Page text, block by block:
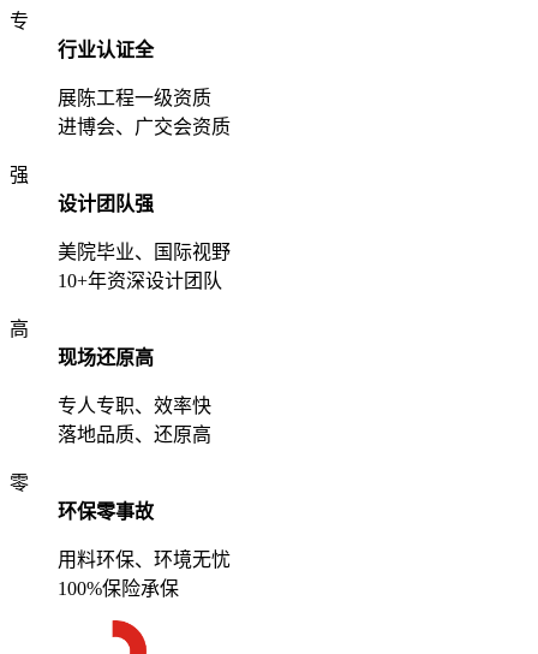
专
行业认证全
展陈工程一级资质
进博会、广交会资质
强
设计团队强
美院毕业、国际视野
10+年资深设计团队
高
现场还原高
专人专职、效率快
落地品质、还原高
零
环保零事故
用料环保、环境无忧
100%保险承保